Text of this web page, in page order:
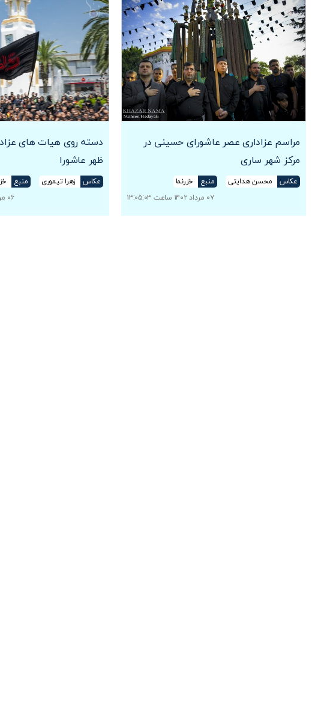
مراسم عزاداری عصر عاشورای حسینی در
مرکز شهر ساری
عکاس محسن هدایتی منبع
خزرنما
۰۷ مرداد ۱۴۰۲ ساعت ۱۳:۰۵:۰۳
دسته روی هیات های
ظهر عاشورا
عکاس زهرا تیموری منبع
۰۶ مرداد ۱۴۰۲ ساعت ۱۷:۳۱:۰۰